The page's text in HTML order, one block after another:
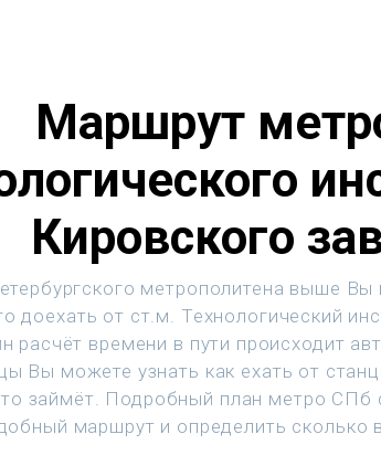
Маршрут
Кировского
метрополитена выше
доехать от ст.м. Технологический
расчёт времени в пути происходит
Вы можете узнать как ехать от
займёт. Подробный план метро СПб
маршрут и определить сколько